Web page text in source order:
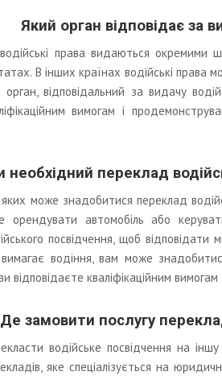
Який орган відповідає за
права видаються окремими
В інших країнах водійські
відповідальний за видачу
вимогам і
необхідний переклад
яких може знадобитися переклад
орендувати автомобіль або
посвідчення, щоб
водіння, вам може
кваліфікаційним вимогам
Де замовити послугу
водійське посвідчення на
яке спеціалізується на